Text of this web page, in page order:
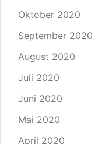
Oktober 2020
September 2020
August 2020
Juli 2020
Juni 2020
Mai 2020
April 2020